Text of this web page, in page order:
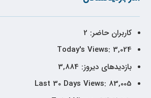
کاربران حاضر: 2
Today's Views: 3,024
بازدیدهای دیروز: 3,884
Last 30 Days Views: 83,005